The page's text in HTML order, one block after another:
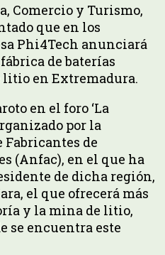
Comercio y Turismo,
que en los
Phi4Tech anunciará
de baterías
litio en Extremadura.
en el foro ‘La
por la
Fabricantes de
(Anfac), en el que ha
de dicha región,
el que ofrecerá más
y la mina de litio,
se encuentra este